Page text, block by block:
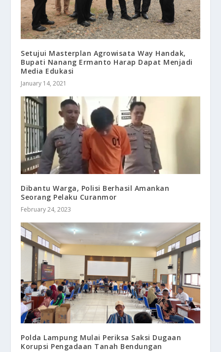
Setujui Masterplan Agrowisata Way Handak,
Bupati Nanang Ermanto Harap Dapat Menjadi
Media Edukasi
January 14, 2021
Dibantu Warga, Polisi Berhasil Amankan
Seorang Pelaku Curanmor
February 24, 2023
Polda Lampung Mulai Periksa Saksi Dugaan
Korupsi Pengadaan Tanah Bendungan